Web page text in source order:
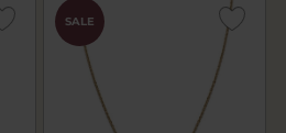
SALE